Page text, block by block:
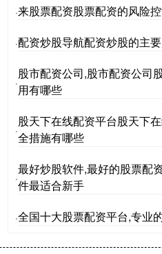
·来股票配资股票配资的风险
·配资炒股导航配资炒股的主
·
股市配资公司,股市配资公司
用有哪些
·
股天下在线配资平台股天下
全措施有哪些
·
最好炒股软件,最好的股票配
件最适合新手
·全国十大股票配资平台,专业